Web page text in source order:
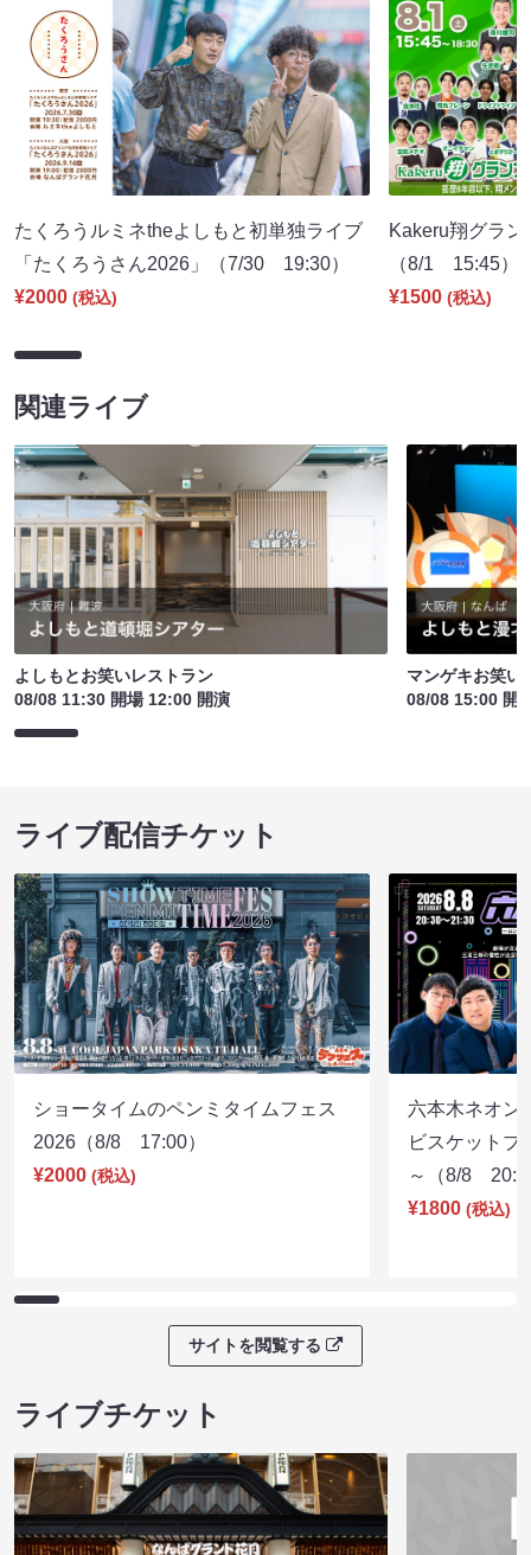
たくろうルミネtheよしもと初単独ライブ
「たくろうさん2026」（7/30 19:30）
¥2000 (税込)
Kakeru翔グラ
（8/1 15:45）
¥1500 (税込)
関連ライブ
よしもとお笑いレストラン
08/08 11:30 開場 12:00 開演
マンゲキお笑い
08/08 15:00 開
ライブ配信チケット
ショータイムのペンミタイムフェス
2026（8/8 17:00）
¥2000 (税込)
六本木ネオン
ビスケットブ
～（8/8
¥1800 (税込)
サイトを閲覧する
ライブチケット